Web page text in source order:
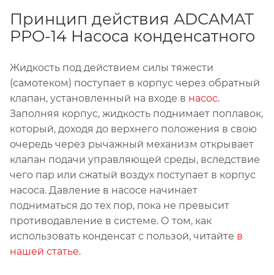
Принцип действия ADCAMAT
PPO-14 Насоса конденсатного
Жидкость под действием силы тяжести
(самотеком) поступает в корпус через обратный
клапан, установленный на входе в насос.
Заполняя корпус, жидкость поднимает поплавок,
который, доходя до верхнего положения в свою
очередь через рычажный механизм открывает
клапан подачи управляющей среды, вследствие
чего пар или сжатый воздух поступает в корпус
насоса. Давление в насосе начинает
подниматься до тех пор, пока не превысит
противодавление в системе. О том, как
использовать конденсат с пользой, читайте в
нашей статье.